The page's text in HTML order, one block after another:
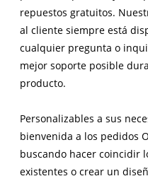
repuestos gratuitos.
al cliente siempre está
cualquier pregunta o
mejor soporte posible
producto.
Personalizables a sus
bienvenida a los pedidos
buscando hacer coincidir
existentes o crear un